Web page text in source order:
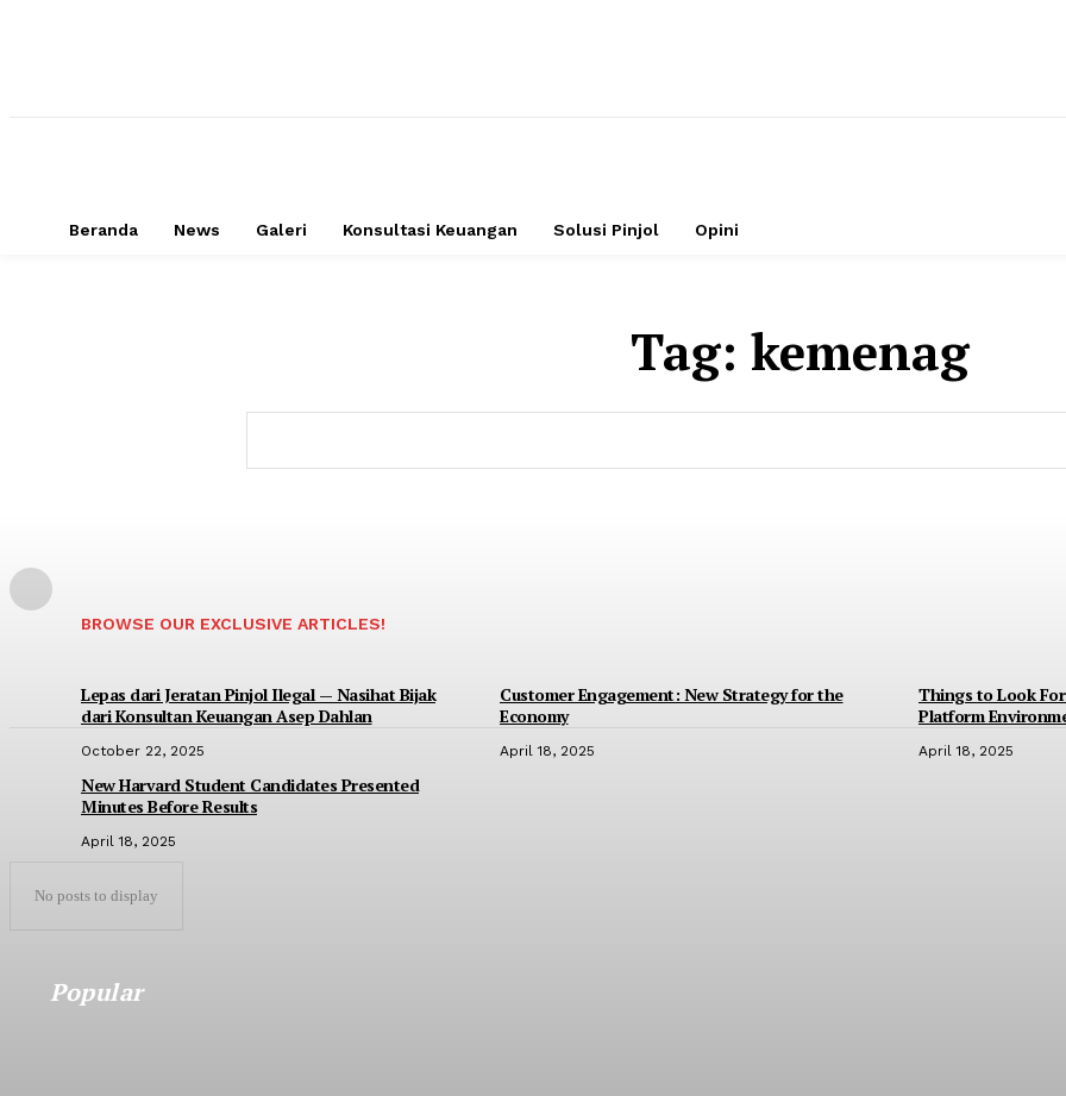
Beranda News Galeri Konsultasi Keuangan Solusi Pinjol Opini
Tag: kemenag
BROWSE OUR EXCLUSIVE ARTICLES!
Lepas dari Jeratan Pinjol Ilegal — Nasihat Bijak
dari Konsultan Keuangan Asep Dahlan
October 22, 2025
Customer Engagement: New Strategy for the
Economy
April 18, 2025
Things to Look
Platform
April 18, 2025
New Harvard Student Candidates Presented
Minutes Before Results
April 18, 2025
No posts to display
Popular